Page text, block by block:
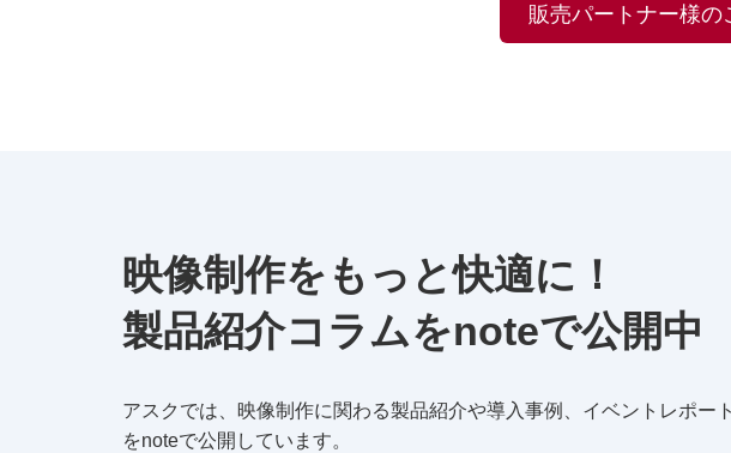
販売パートナー様の
映像制作をもっと快適に！
製品紹介コラムをnoteで公開中
アスクでは、映像制作に関わる製品紹介や導入事例、イベントレポー
をnoteで公開しています。